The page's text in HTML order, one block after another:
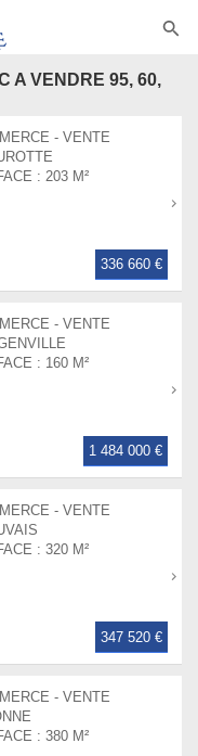
A VENDRE 95, 60,
- VENTE
: 203 M²
336 660 €
- VENTE
: 160 M²
1 484 000 €
- VENTE
: 320 M²
347 520 €
- VENTE
: 380 M²